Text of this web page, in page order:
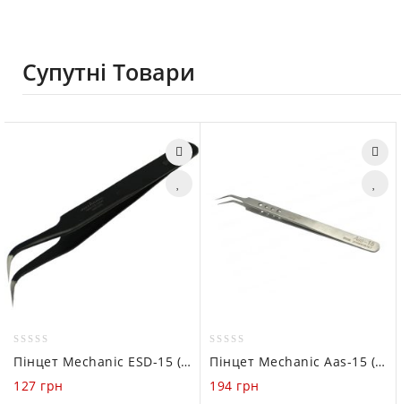
Супутні Товари
out
of
Пінцет Mechanic ESD-15 (вигнутий)
127 грн
out
of
Пінцет Mechanic Aas-15 (Вигнутий)
194 грн